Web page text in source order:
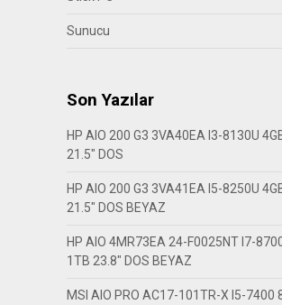
Sunucu
Son Yazılar
HP AIO 200 G3 3VA40EA I3-8130U
21.5″ DOS
HP AIO 200 G3 3VA41EA I5-8250U
21.5″ DOS BEYAZ
HP AIO 4MR73EA 24-F0025NT I7-
1TB 23.8″ DOS BEYAZ
MSI AIO PRO AC17-101TR-X I5-7400